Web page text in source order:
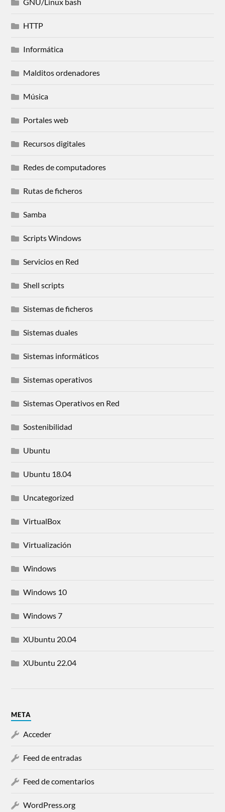
HTTP
Informática
Malditos ordenadores
Música
Portales web
Recursos digitales
Redes de computadores
Rutas de ficheros
Samba
Scripts Windows
Servicios en Red
Shell scripts
Sistemas de ficheros
Sistemas duales
Sistemas informáticos
Sistemas operativos
Sistemas Operativos en Red
Sostenibilidad
Ubuntu
Ubuntu 18.04
Uncategorized
VirtualBox
Virtualización
Windows
Windows 10
Windows 7
XUbuntu 20.04
XUbuntu 22.04
META
Acceder
Feed de entradas
Feed de comentarios
WordPress.org